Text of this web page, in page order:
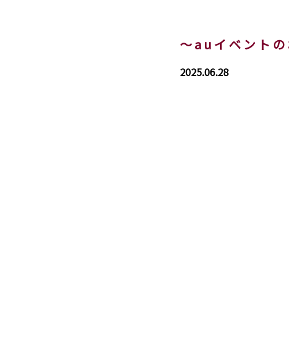
～ a u イ ベ ン ト
2025.06.28